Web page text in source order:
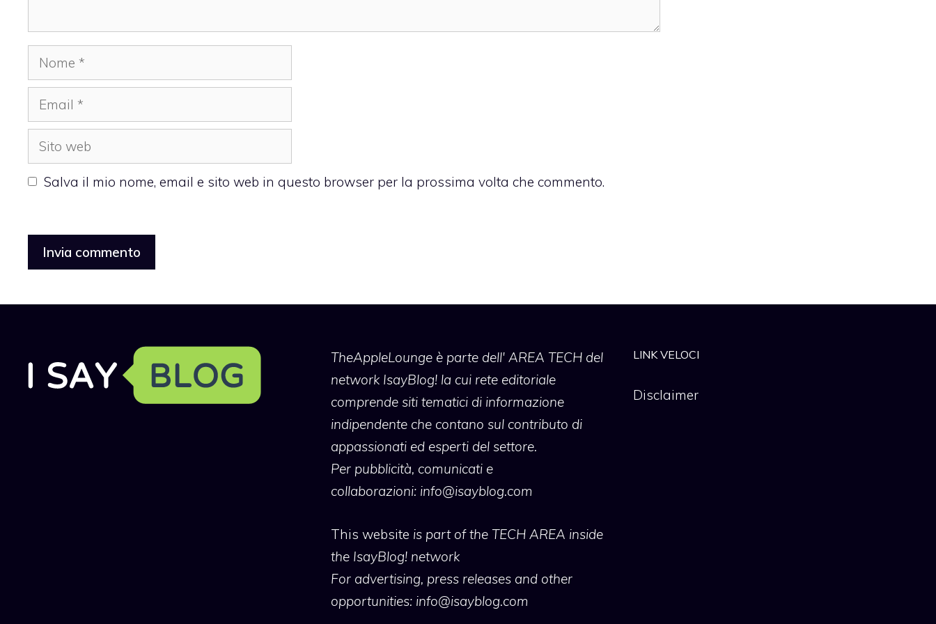
Nome
Email
Sito
web
Salva il mio nome, email e sito web in questo browser per la prossima volta che commento.
TheAppleLoungeè parte dell' AREA TECH del
network IsayBlog! la cui rete editoriale
comprende siti tematici di informazione
indipendente che contano sul contributo di
appassionati ed esperti del settore.
Per pubblicità, comunicati e
collaborazioni: info@isayblog.com
This website is part of the TECH AREA inside
the IsayBlog! network
For advertising, press releases and other
opportunities: info@isayblog.com
LINK VELOCI
Disclaimer